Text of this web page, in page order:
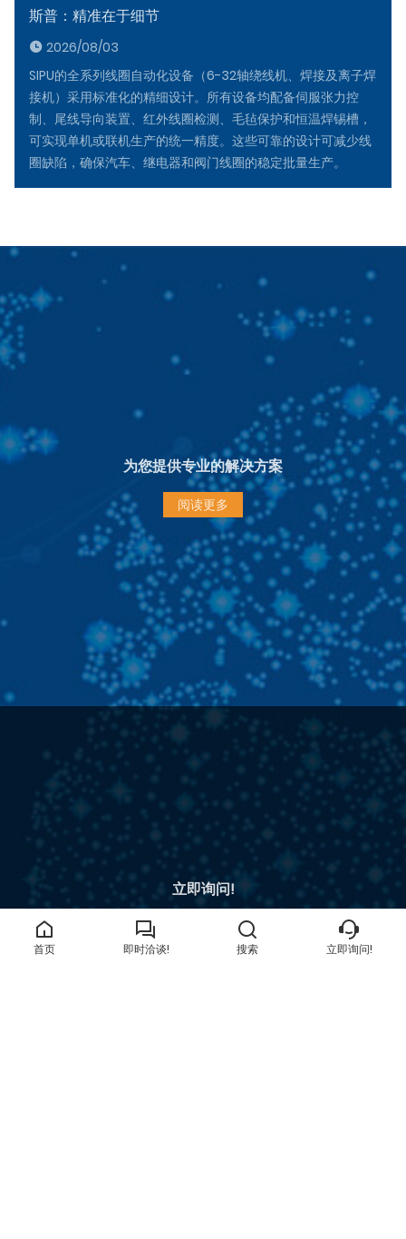
斯普：精准在于细节
2026/08/03
SIPU的全系列线圈自动化设备（6-32轴绕线机、焊接及离子焊
接机）采用标准化的精细设计。所有设备均配备伺服张力控
制、尾线导向装置、红外线圈检测、毛毡保护和恒温焊锡槽，
可实现单机或联机生产的统一精度。这些可靠的设计可减少线
圈缺陷，确保汽车、继电器和阀门线圈的稳定批量生产。
为您提供专业的解决方案
阅读更多
立即询问!
首页 即时洽谈! 搜索 立即询问!